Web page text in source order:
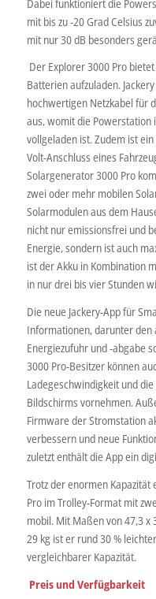
Dabei funktioniert die
mit bis zu -20 Grad Celsius
mit nur 30 dB besonders
Der Explorer 3000 Pro
Batterien aufzuladen.
hochwertigen Netzkabel für
aus, womit die Powerstation
vollgeladen ist. Zudem ist
Volt-Anschluss eines
Solargenerator 3000 Pro
zwei oder mehr mobilen
Solarmodulen aus dem
nicht nur emissionsfrei und
Energie, sondern ist auch
ist der Akku in Kombination
in nur drei bis vier Stunden
Die neue Jackery-App für
Informationen, darunter den
Energiezufuhr und -abgabe
3000 Pro-Besitzer können
Ladegeschwindigkeit und
Bildschirms vornehmen.
Firmware der Stromstation
verbessern und neue
zuletzt enthält die App ein
Trotz der enormen Kapazität
Pro im Trolley-Format mit
mobil. Mit Maßen von 47,3 x
29 kg ist er rund 30 %
vergleichbarer Kapazität.
Preis und Verfügbarkeit